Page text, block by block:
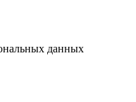
данных